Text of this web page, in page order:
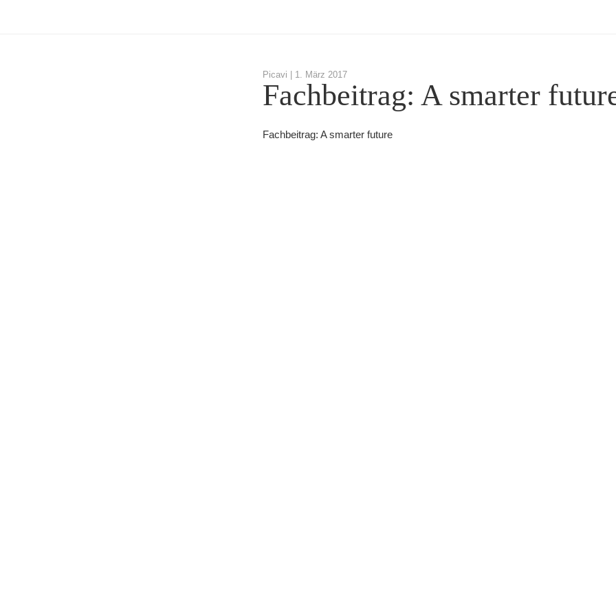
Picavi | 1. März 2017
Fachbeitrag: A smarter
Fachbeitrag: A smarter future